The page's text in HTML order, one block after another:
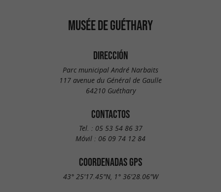
MUSÉE DE GUÉTHARY
DIRECCIÓN
Parc municipal André Narbaits
117 avenue du Général de Gaulle
64210 Guéthary
CONTACTOS
Tel. : 05 53 54 86 37
Móvil : 06 09 74 12 84
COORDENADAS GPS
43° 25'17.45"N, 1° 36'28.06"W